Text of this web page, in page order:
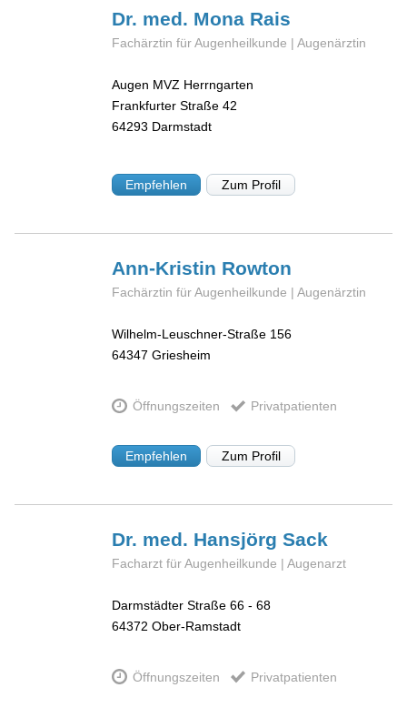
Dr. med. Mona Rais
Fachärztin für Augenheilkunde | Augenärztin
Augen MVZ Herrngarten
Frankfurter Straße 42
64293 Darmstadt
Empfehlen Zum Profil
Ann-Kristin Rowton
Fachärztin für Augenheilkunde | Augenärztin
Wilhelm-Leuschner-Straße 156
64347 Griesheim
Öffnungszeiten Privatpatienten
Empfehlen Zum Profil
Dr. med. HansjörgSack
Facharzt für Augenheilkunde | Augenarzt
Darmstädter Straße 66 - 68
64372 Ober-Ramstadt
Öffnungszeiten Privatpatienten